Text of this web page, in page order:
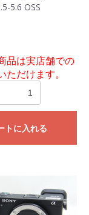
5.6 OSS
品は実店舗での
ただけます。
トに入れる